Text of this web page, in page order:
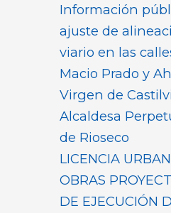
Información
ajuste de
viario en las
Macio Prado y
Virgen de
Alcaldesa
de Rioseco
LICENCIA
OBRAS
DE EJECUCIÓN